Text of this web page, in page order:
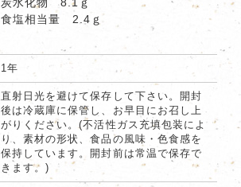
食塩相当量 2.4ｇ
1年
直射日光を避けて保存して下さい。開封
後は冷蔵庫に保管し、お早目にお召し上
がりください。(不活性ガス充填包装によ
り、素材の形状、食品の風味・色食感を
保持しています。開封前は常温で保存で
きます。)